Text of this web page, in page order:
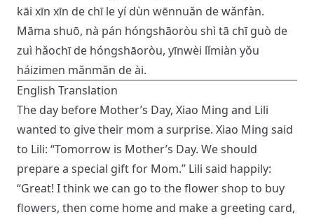
kāi xīn xīn de chī le yí dùn wēnnuǎn de wǎnfàn.
Māma shuō, nà pán hóngshāoròu shì tā chī guò de
zuì hǎochī de hóngshāoròu, yīnwèi lǐmiàn yǒu
háizimen mǎnmǎn de ài.
English Translation
The day before Mother’s Day, Xiao Ming and Lili
wanted to give their mom a surprise. Xiao Ming said
to Lili: “Tomorrow is Mother’s Day. We should
prepare a special gift for Mom.” Lili said happily:
“Great! I think we can go to the flower shop to buy
flowers, then come home and make a greeting card,